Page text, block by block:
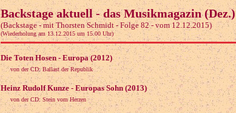
Backstage aktuell - das Musikmagazin (Dez.)
(Backstage - mit Thorsten Schmidt - Folge 82 - vom 12.12.2015)
(Wiederholung am 13.12.2015 um 15.00 Uhr)
Die Toten Hosen - Europa (2012)
von der CD: Ballast der Republik
Heinz Rudolf Kunze - Europas Sohn (2013)
von der CD: Stein vom Herzen